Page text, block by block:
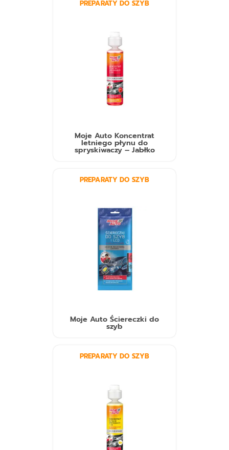
PREPARATY DO SZYB
Moje Auto Koncentrat
letniego płynu do
spryskiwaczy – Jabłko
PREPARATY DO SZYB
Moje Auto Ściereczki do
szyb
PREPARATY DO SZYB